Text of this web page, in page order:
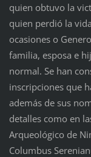
quien obtuvo la
quien perdió la
ocasiones o
familia, esposa e
normal. Se han
inscripciones que
además de sus
detalles como en
Arqueológico de
Columbus